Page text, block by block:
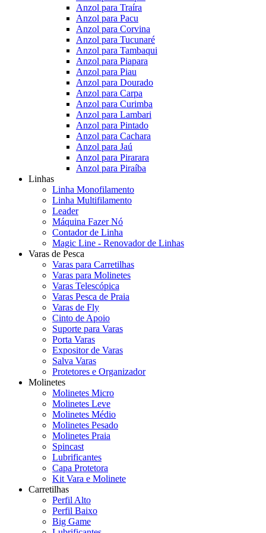
Anzol para Traíra
Anzol para Pacu
Anzol para Corvina
Anzol para Tucunaré
Anzol para Tambaqui
Anzol para Piapara
Anzol para Piau
Anzol para Dourado
Anzol para Carpa
Anzol para Curimba
Anzol para Lambari
Anzol para Pintado
Anzol para Cachara
Anzol para Jaú
Anzol para Pirarara
Anzol para Piraíba
Linhas
Linha Monofilamento
Linha Multifilamento
Leader
Máquina Fazer Nó
Contador de Linha
Magic Line - Renovador de Linhas
Varas de Pesca
Varas para Carretilhas
Varas para Molinetes
Varas Telescópica
Varas Pesca de Praia
Varas de Fly
Cinto de Apoio
Suporte para Varas
Porta Varas
Expositor de Varas
Salva Varas
Protetores e Organizador
Molinetes
Molinetes Micro
Molinetes Leve
Molinetes Médio
Molinetes Pesado
Molinetes Praia
Spincast
Lubrificantes
Capa Protetora
Kit Vara e Molinete
Carretilhas
Perfil Alto
Perfil Baixo
Big Game